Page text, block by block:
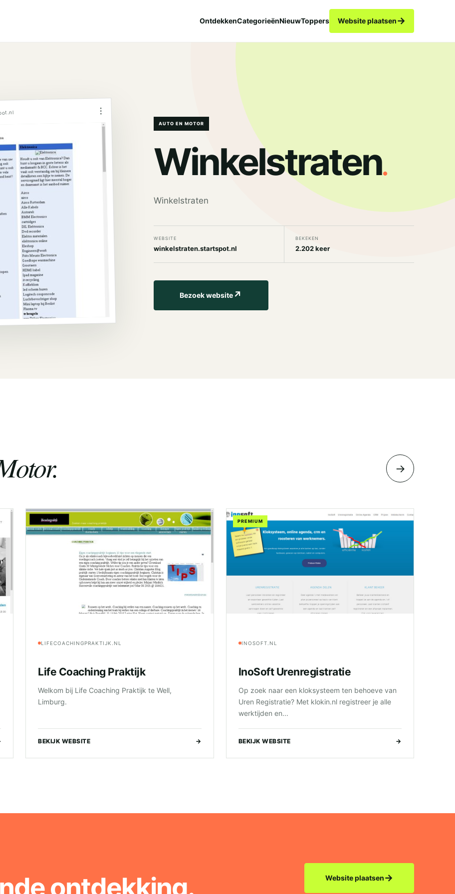
OntdekkenCategorieënNieuwToppers Website plaatsen→
⋮
AUTO EN MOTOR
Winkelstraten.
Winkelstraten
WEBSITE
winkelstraten.startspot.nl
BEKEKEN
2.202 keer
Bezoek website↗
→
LIFECOACHINGPRAKTIJK.NL
Life Coaching Praktijk
Welkom bij Life Coaching Praktijk te Well,
Limburg.
BEKIJK WEBSITE →
PREMIUM
INOSOFT.NL
InoSoft Urenregistratie
Op zoek naar een kloksysteem ten behoeve van
Uren Registratie? Met klokin.nl registreer je alle
werktijden en...
BEKIJK WEBSITE →
ontdekking. Website plaatsen→